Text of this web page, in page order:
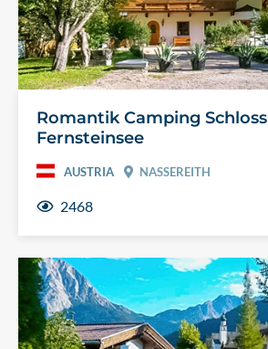
Romantik Camping Schloss
Fernsteinsee
AUSTRIA NASSEREITH
2468